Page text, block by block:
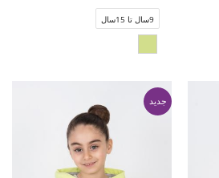
9سال تا 15سال
جدید